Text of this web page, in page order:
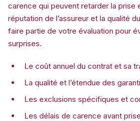
carence qui peuvent retarder la prise
réputation de l’assureur et la qualité
faire partie de votre évaluation pour
surprises.
Le coût annuel du contrat et sa
La qualité et l’étendue des
Les exclusions spécifiques et
Les délais de carence avant